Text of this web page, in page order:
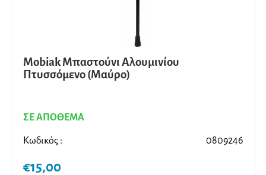
Mobiak Μπαστούνι Αλουμινίου
Πτυσσόμενο (Μαύρο)
ΣΕ ΑΠΟΘΕΜΑ
Κωδικός : 0809246
€15,00